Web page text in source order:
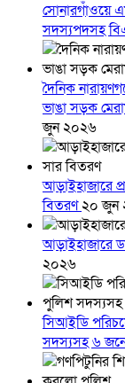
সোনারগাঁওয়ে
সদস্যপদসহ
দৈনিক
ভাঙা সড়ক
জুন ২০২৬
আড়াইহাজারে
বিতরণ২০ জুন
আড়াইহাজারে
২০২৬
সিআইডি
সদস্যসহ ৬